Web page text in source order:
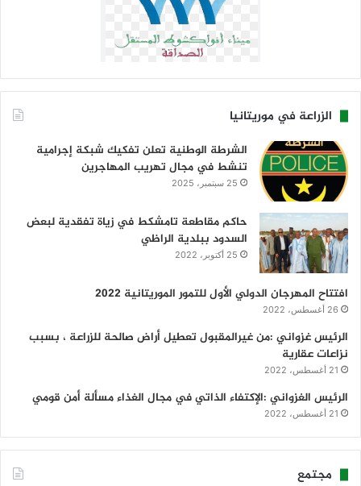
الزراعة في موريتانيا
الشرطة الوطنية تعلن تفكيك شبكة إجرامية
تنشط في مجال تهريب المهاجرين
25 سبتمبر، 2025
حاكم مقاطعة تامشكط في زياة تفقدية لبعض
السدود ببلدية الراظي
25 أكتوبر، 2022
افتتاح المهرجان الدولي الأول للتمور الموريتانية 2022
26 أغسطس، 2022
الرئيس غزواني :من غيرالمقبول تعطيل أراض صالحة للزراعة ، بسبب
نزاعات عقارية
21 أغسطس، 2022
الرئيس الغزواني :الإكتفاء الذاتي في مجال الغذاء مسألة أمن قومي
21 أغسطس، 2022
مجتمع